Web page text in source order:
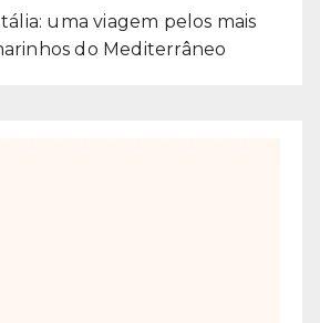
uma viagem pelos mais
do Mediterrâneo